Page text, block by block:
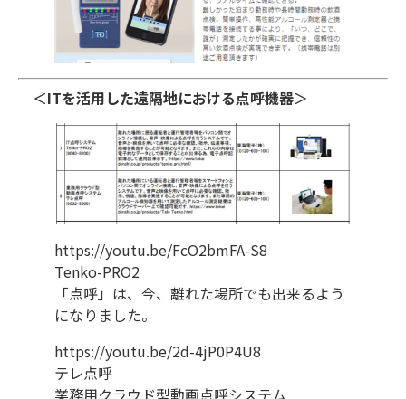
＜ITを活用した遠隔地における点呼機器＞
https://youtu.be/FcO2bmFA-S8
Tenko-PRO2
「点呼」は、今、離れた場所でも出来るよう
になりました。
https://youtu.be/2d-4jP0P4U8
テレ点呼
業務用クラウド型動画点呼システム